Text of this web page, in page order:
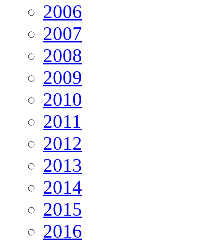
2006
2007
2008
2009
2010
2011
2012
2013
2014
2015
2016